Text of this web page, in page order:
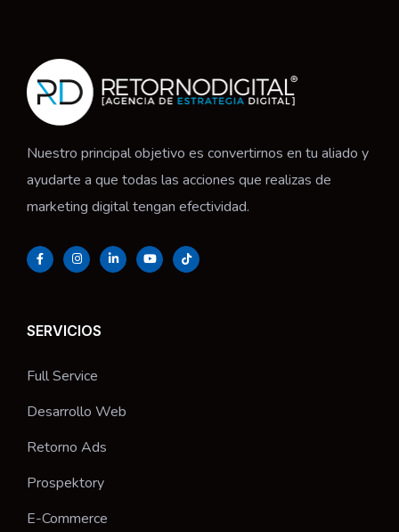
Nuestro principal objetivo es convertirnos en tu aliado y
ayudarte a que todas las acciones que realizas de
marketing digital tengan efectividad.
SERVICIOS
Full Service
Desarrollo Web
Retorno Ads
Prospektory
E-Commerce